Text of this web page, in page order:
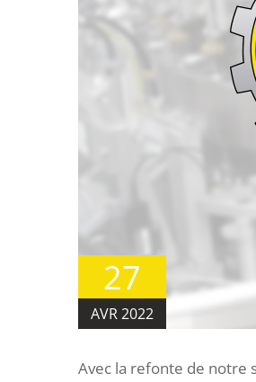
27
AVR 2022
Avec la refonte de notre